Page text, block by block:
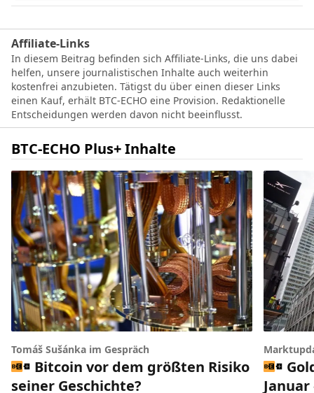
Affiliate-Links
In diesem Beitrag befinden sich Affiliate-Links, die uns dabei
helfen, unsere journalistischen Inhalte auch weiterhin
kostenfrei anzubieten. Tätigst du über einen dieser Links
einen Kauf, erhält BTC-ECHO eine Provision. Redaktionelle
Entscheidungen werden davon nicht beeinflusst.
BTC-ECHO Plus+ Inhalte
Tomáš Sušánka im Gespräch
Bitcoin vor dem größten Risiko
seiner Geschichte?